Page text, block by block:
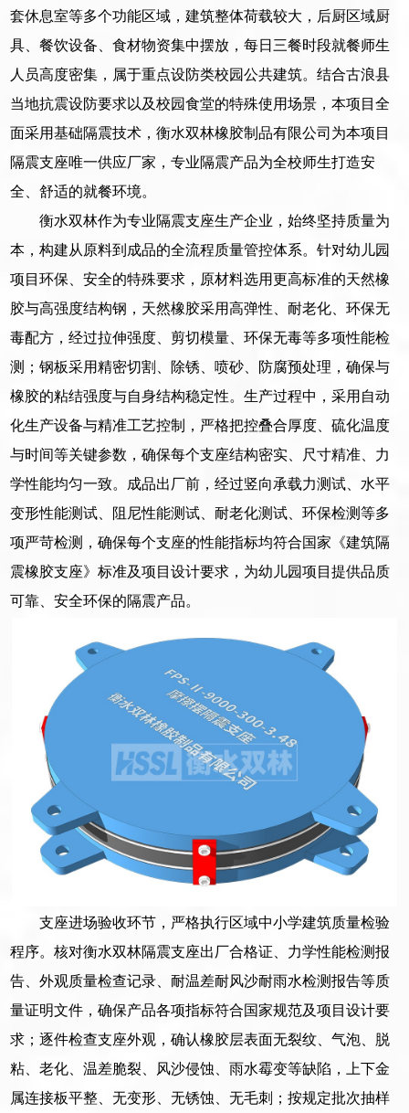
套休息室等多个功能区域，建筑整体荷载较大，后厨区域厨
具、餐饮设备、食材物资集中摆放，每日三餐时段就餐师生
人员高度密集，属于重点设防类校园公共建筑。结合古浪县
当地抗震设防要求以及校园食堂的特殊使用场景，本项目全
面采用基础隔震技术，衡水双林橡胶制品有限公司为本项目
隔震支座唯一供应厂家，专业隔震产品为全校师生打造安
全、舒适的就餐环境。
衡水双林作为专业隔震支座生产企业，始终坚持质量为
本，构建从原料到成品的全流程质量管控体系。针对幼儿园
项目环保、安全的特殊要求，原材料选用更高标准的天然橡
胶与高强度结构钢，天然橡胶采用高弹性、耐老化、环保无
毒配方，经过拉伸强度、剪切模量、环保无毒等多项性能检
测；钢板采用精密切割、除锈、喷砂、防腐预处理，确保与
橡胶的粘结强度与自身结构稳定性。生产过程中，采用自动
化生产设备与精准工艺控制，严格把控叠合厚度、硫化温度
与时间等关键参数，确保每个支座结构密实、尺寸精准、力
学性能均匀一致。成品出厂前，经过竖向承载力测试、水平
变形性能测试、阻尼性能测试、耐老化测试、环保检测等多
项严苛检测，确保每个支座的性能指标均符合国家《建筑隔
震橡胶支座》标准及项目设计要求，为幼儿园项目提供品质
可靠、安全环保的隔震产品。
支座进场验收环节，严格执行区域中小学建筑质量检验
程序。核对衡水双林隔震支座出厂合格证、力学性能检测报
告、外观质量检查记录、耐温差耐风沙耐雨水检测报告等质
量证明文件，确保产品各项指标符合国家规范及项目设计要
求；逐件检查支座外观，确认橡胶层表面无裂纹、气泡、脱
粘、老化、温差脆裂、风沙侵蚀、雨水霉变等缺陷，上下金
属连接板平整、无变形、无锈蚀、无毛刺；按规定批次抽样